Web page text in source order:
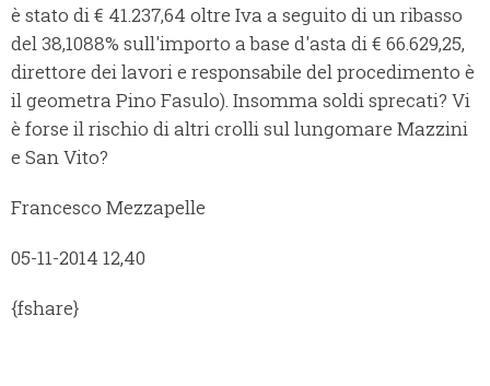
è stato di € 41.237,64 oltre Iva a seguito di un ribasso
del 38,1088% sull'importo a base d'asta di € 66.629,25,
direttore dei lavori e responsabile del procedimento è
il geometra Pino Fasulo). Insomma soldi sprecati? Vi
è forse il rischio di altri crolli sul lungomare Mazzini
e San Vito?
Francesco Mezzapelle
05-11-2014 12,40
{fshare}